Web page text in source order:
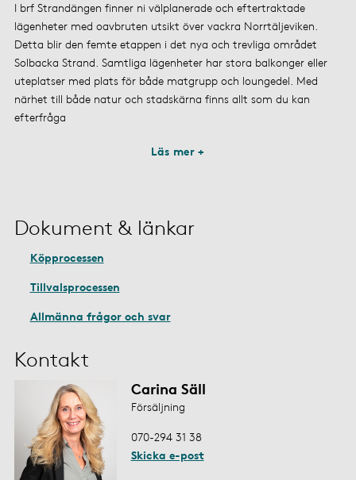
I brf Strandängen finner ni välplanerade och eftertraktade
lägenheter med oavbruten utsikt över vackra Norrtäljeviken.
Detta blir den femte etappen i det nya och trevliga området
Solbacka Strand. Samtliga lägenheter har stora balkonger eller
uteplatser med plats för både matgrupp och loungedel. Med
närhet till både natur och stadskärna finns allt som du kan
efterfråga
Läs mer +
Dokument & länkar
Köpprocessen
Tillvalsprocessen
Allmänna frågor och svar
Kontakt
Carina Säll
Försäljning
070-294 31 38
Skicka e-post